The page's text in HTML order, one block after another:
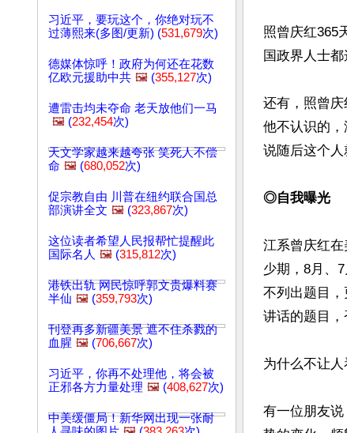
习近平，要玩这个，你绝对玩不
过薄熙来(多图/更新) (531,679次)
德媒体惊呼！政府为何还在花数
亿欧元援助中共 🖼️ (355,127次)
遭雷击均未夺命 老天放他们一马
🖼️ (232,454次)
天文学家越来越夸张 笑死人不偿
命 🖼️ (680,052次)
促宗教自由 川普在纽约联合国总
部演讲全文 🖼️ (323,867次)
这位读者希望人民报帮忙提醒此
国际名人 🖼️ (315,812次)
港铁出轨 网民惊呼郭文贵爆料赛
半仙 🖼️ (359,793次)
刊登再多新疆美景 遮不住杀戮的
血腥 🖼️ (706,667次)
习近平，你再不处理他，将会被
正邪各方力量处理 🖼️ (408,627次)
中美缓僵局！新华网出现一张耐
照曾庆红365
国政界人士
还有，照曾
他不认识的
说随后这个人
◎自我曝光
江系曾庆红
少期，8月、
不列出题目
讲话的题目，
为什么不让人
有一位朋友